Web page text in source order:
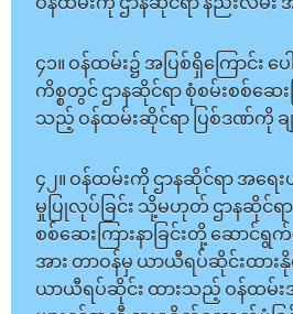
ဝန်ထမ်းကို ဌာနဆိုင်ရာ နည်းလမ်
၄၁။ ဝန်ထမ်း၌ အပြစ်ရှိကြောင်း
ကိစ္စတွင် ဌာနဆိုင်ရာ စုံစမ်းစစ်ဆ
သည့် ဝန်ထမ်းဆိုင်ရာ ပြစ်ဒဏ်ကို
၄၂။ ဝန်ထမ်းကို ဌာနဆိုင်ရာ အရေး
မှုပြုလုပ်ခြင်း သို့မဟုတ် ဌာနဆိုင်ရ
စစ်ဆေးကြားနာခြင်းတို့ ဆောင်ရွ
အား တာဝန်မှ ယာယီရပ်ဆိုင်းထား
ယာယီရပ်ဆိုင်း ထားသည့် ဝန်ထမ်